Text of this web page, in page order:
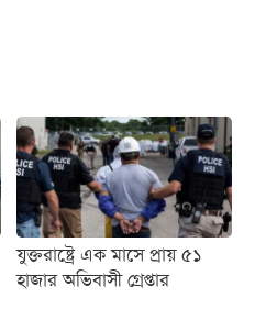
যুক্তরাষ্ট্রে এক মাসে প্রায় ৫১
হাজার অভিবাসী গ্রেপ্তার